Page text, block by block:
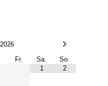
2026
Fr. Sa.
So.
1
2